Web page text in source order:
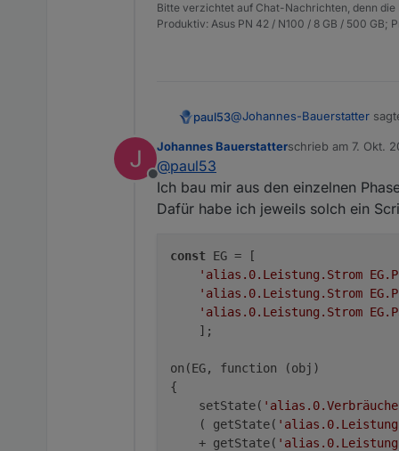
on(EG,
+
-
Bitte verzichtet auf Chat-Nachrichten, denn die
Produktiv: Asus PN 42 / N100 / 8 GB / 500 GB;
paul53@Johannes-Bauerstatter
Weshalb ist dies ein Alias-
Offline
Johannes Bauerstatterschrieb am 7. Okt.
zuletzt editiert von
@paul53
Ich bau mir aus den einzelnen
Dafür habe ich jeweils solch ein
const EG = [
'alias.0.Leistung.Strom
'alias.0.Leistung.Strom
'alias.0.Leistung.Strom
    ];
on(EG, function (obj)
{
    setState(
    ( getState(
    + getState(